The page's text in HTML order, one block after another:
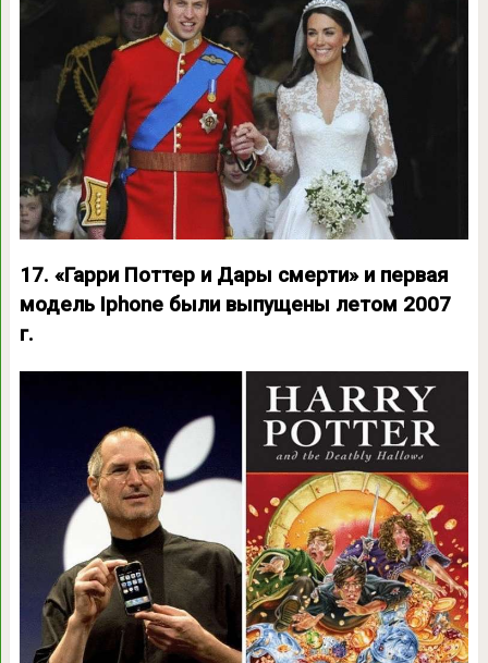
17. «Гарри Поттер и Дары смерти» и первая
модель Iphone были выпущены летом 2007
г.